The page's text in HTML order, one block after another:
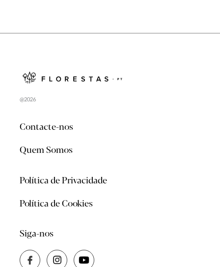
@2026
Contacte-nos
Quem Somos
Política de Privacidade
Política de Cookies
Siga-nos